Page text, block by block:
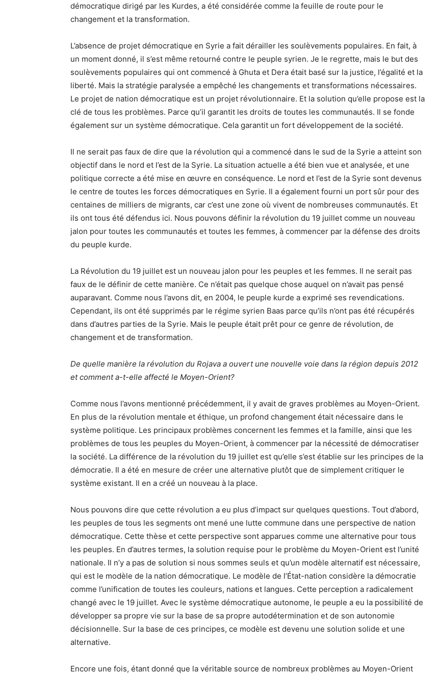
démocratique dirigé par les Kurdes, a été considérée comme la feuille de route pour le
changement et la transformation.
L’absence de projet démocratique en Syrie a fait dérailler les soulèvements populaires. En fait, à
un moment donné, il s’est même retourné contre le peuple syrien. Je le regrette, mais le but des
soulèvements populaires qui ont commencé à Ghuta et Dera était basé sur la justice, l’égalité et la
liberté. Mais la stratégie paralysée a empêché les changements et transformations nécessaires.
Le projet de nation démocratique est un projet révolutionnaire. Et la solution qu’elle propose est la
clé de tous les problèmes. Parce qu’il garantit les droits de toutes les communautés. Il se fonde
également sur un système démocratique. Cela garantit un fort développement de la société.
Il ne serait pas faux de dire que la révolution qui a commencé dans le sud de la Syrie a atteint son
objectif dans le nord et l’est de la Syrie. La situation actuelle a été bien vue et analysée, et une
politique correcte a été mise en œuvre en conséquence. Le nord et l’est de la Syrie sont devenus
le centre de toutes les forces démocratiques en Syrie. Il a également fourni un port sûr pour des
centaines de milliers de migrants, car c’est une zone où vivent de nombreuses communautés. Et
ils ont tous été défendus ici. Nous pouvons définir la révolution du 19 juillet comme un nouveau
jalon pour toutes les communautés et toutes les femmes, à commencer par la défense des droits
du peuple kurde.
La Révolution du 19 juillet est un nouveau jalon pour les peuples et les femmes. Il ne serait pas
faux de le définir de cette manière. Ce n’était pas quelque chose auquel on n’avait pas pensé
auparavant. Comme nous l’avons dit, en 2004, le peuple kurde a exprimé ses revendications.
Cependant, ils ont été supprimés par le régime syrien Baas parce qu’ils n’ont pas été récupérés
dans d’autres parties de la Syrie. Mais le peuple était prêt pour ce genre de révolution, de
changement et de transformation.
De quelle manière la révolution du Rojava a ouvert une nouvelle voie dans la région depuis 2012
et comment a-t-elle affecté le Moyen-Orient?
Comme nous l’avons mentionné précédemment, il y avait de graves problèmes au Moyen-Orient.
En plus de la révolution mentale et éthique, un profond changement était nécessaire dans le
système politique. Les principaux problèmes concernent les femmes et la famille, ainsi que les
problèmes de tous les peuples du Moyen-Orient, à commencer par la nécessité de démocratiser
la société. La différence de la révolution du 19 juillet est qu’elle s’est établie sur les principes de la
démocratie. Il a été en mesure de créer une alternative plutôt que de simplement critiquer le
système existant. Il en a créé un nouveau à la place.
Nous pouvons dire que cette révolution a eu plus d’impact sur quelques questions. Tout d’abord,
les peuples de tous les segments ont mené une lutte commune dans une perspective de nation
démocratique. Cette thèse et cette perspective sont apparues comme une alternative pour tous
les peuples. En d’autres termes, la solution requise pour le problème du Moyen-Orient est l’unité
nationale. Il n’y a pas de solution si nous sommes seuls et qu’un modèle alternatif est nécessaire,
qui est le modèle de la nation démocratique. Le modèle de l’État-nation considère la démocratie
comme l’unification de toutes les couleurs, nations et langues. Cette perception a radicalement
changé avec le 19 juillet. Avec le système démocratique autonome, le peuple a eu la possibilité de
développer sa propre vie sur la base de sa propre autodétermination et de son autonomie
décisionnelle. Sur la base de ces principes, ce modèle est devenu une solution solide et une
alternative.
Encore une fois, étant donné que la véritable source de nombreux problèmes au Moyen-Orient